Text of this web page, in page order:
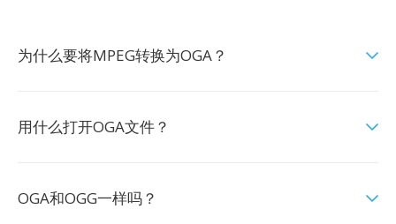
为什么要将MPEG转换为OGA？
用什么打开OGA文件？
OGA和OGG一样吗？